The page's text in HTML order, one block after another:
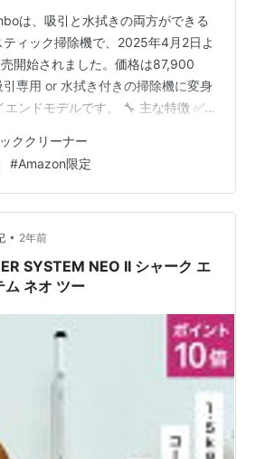
は、吸引と水拭きの両方ができる
ィック掃除機で、2025年4月2日よ
開始されました。価格は87,900
専用 or 水拭き付きの掃除機に変身
ンドモデルです。 🔧 主な特徴 ✅
ラシが毎分450回回転しながら加圧
トの毛が絡みにくい2種のスクレー
残りゼロの高精度な仕上がり ✅ 専用
乾燥 90℃の熱水洗浄＋高速乾燥（5
） 汚れ…
ククリーナー
#Amazon限定
• 2年前
SYSTEM NEO II シャーク エ
ム ネオ ツー